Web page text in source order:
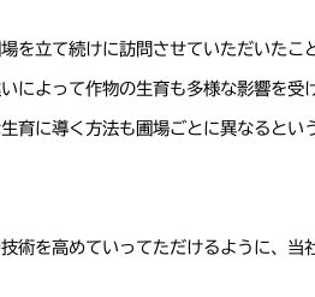
を立て続けに訪問させていただいたこ
によって作物の生育も多様な影響を受
育に導く方法も圃場ごとに異なるとい
術を高めていってただけるように、当